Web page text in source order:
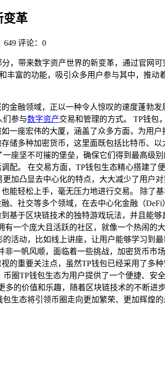
变革
649 评论：0
，带来数字资产世界的新变革，通过官网
富的功能，吸引众多用户参与其中，推
金融领域，正以一种令人惊叹的速度蓬勃
们参与数字资产交易和管理的方式。 TP钱包
一座宏伟的大厦，涵盖了众多方面，为用
储多种加密货币，这里面既包括比特币、
座坚不可摧的堡垒，确保它们得到最高级
配。 在交易方面，TP钱包生态精心搭建了
加凸显去中心化的特点，大大减少了用户
能轻松上手，毫无压力地进行交易。 除了
、社交等多个领域，在去中心化金融（
基于区块链技术的独特游戏玩法，并且能
一个庞大且活跃的社区，就像一个热闹的
活动，比如线上讲座，让用户能够学习到
一帆风顺，面临着一些挑战，加密货币市
的重要关注点，虽然TP钱包已经采用了多
圈TP钱包生态为用户提供了一个便捷、安
的价值和乐趣，随着区块链技术的不断进
生态将引领币圈走向更加繁荣、更加辉煌的